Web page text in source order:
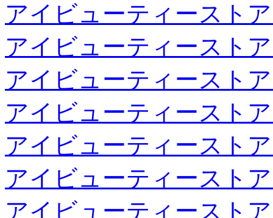
アイビューティースト
アイビューティースト
アイビューティースト
アイビューティースト
アイビューティースト
アイビューティースト
アイビューティースト